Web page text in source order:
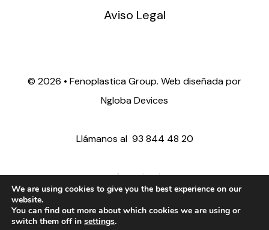
Aviso Legal
© 2026 • Fenoplastica Group. Web diseñada por
Ngloba Devices
Llámanos al 93 844 48 20
ventas@fenoplastica.com
export@fenoplastica.com
We are using cookies to give you the best experience on our
website.
You can find out more about which cookies we are using or
switch them off in settings.